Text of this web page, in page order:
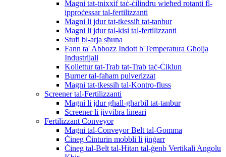
Magni tat-tnixxif taċ-ċilindru wieħed rotanti fl-
ipproċessar tal-fertilizzanti
Magni li jdur tat-tkessiħ tat-tanbur
Magni li jdur tal-kisi tal-fertilizzanti
Stufi bl-arja sħuna
Fann ta' Abbozz Indott b'Temperatura Għolja
Industrijali
Kollettur tat-Trab tat-Trab taċ-Ċiklun
Burner tal-faħam pulverizzat
Magni tat-tkessiħ tal-Kontro-fluss
Screener tal-Fertilizzanti
Magni li jdur għall-għarbil tat-tanbur
Screener li jivvibra lineari
Fertilizzant Conveyor
Magni tal-Conveyor Belt tal-Gomma
Ċineg Ċinturin mobbli li jinġarr
Ċineg tal-Belt tal-Ħitan tal-ġenb Vertikali Angolu